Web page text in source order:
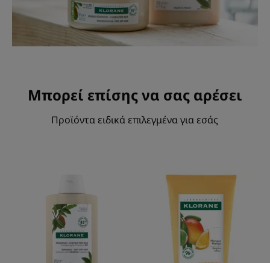
Μπορεί επίσης να σας αρέσει
Προϊόντα ειδικά επιλεγμένα για εσάς
Βιολογικό
βούτυρο
Cupuaçu
Μαλακτική
με
Μάνγκο